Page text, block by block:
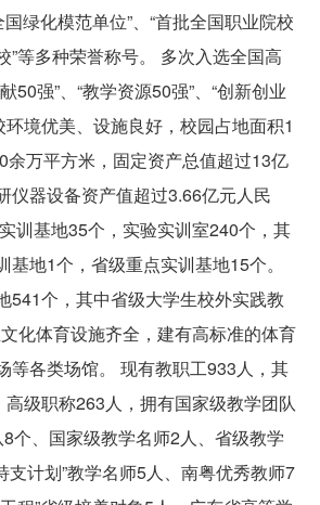
绿化模范单位”、“首批全国职业院校
”等多种荣誉称号。 多次入选全国高
50强”、“教学资源50强”、“创新创业
环境优美、设施良好，校园占地面积1
余万平方米，固定资产总值超过13亿
仪器设备资产值超过3.66亿元人民
训基地35个，实验实训室240个，其
基地1个，省级重点实训基地15个。
541个，其中省级大学生校外实践教
化体育设施齐全，建有高标准的体育
等各类场馆。 现有教职工933人，其
级职称263人，拥有国家级教学团队
个、国家级教学名师2人、省级教学
支计划”教学名师5人、南粤优秀教师7